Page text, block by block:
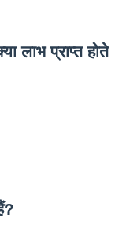
लाभ प्राप्त होते